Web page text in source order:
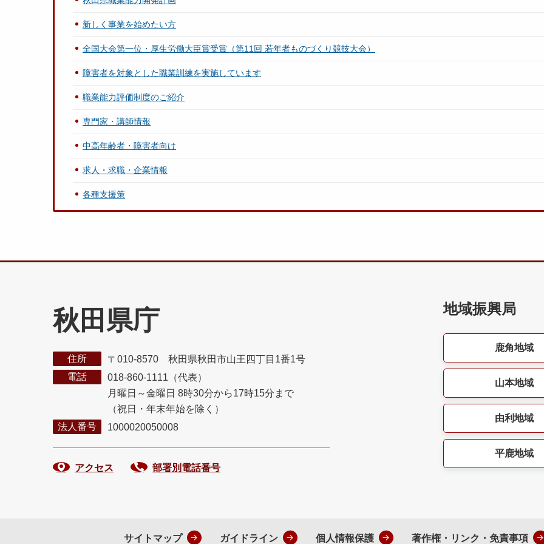
新しく事業を始めたい方
全国大会第一位・厚生労働大臣賞受賞（第11回 若年者ものづくり競技大会）
障害者を対象とした職業訓練を実施しています
職業能力評価制度のご紹介
専門家・講師情報
中高年齢者・障害者向け
求人・求職・企業情報
各種支援策
秋田県庁
住所
〒010-8570 秋田県秋田市山王四丁目1番1号
電話
018-860-1111（代表）
月曜日～金曜日 8時30分から17時15分まで
（祝日・年末年始を除く）
法人番号
1000020050008
アクセス 部署別電話番号
地域振興局
鹿角地域
山本地域
由利地域
平鹿地域
サイトマップ ガイドライン 個人情報保護 著作権・リンク・免責事項